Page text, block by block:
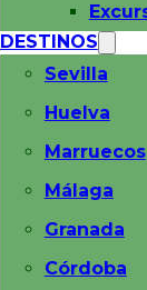
DESTINOS
Sevilla
Huelva
Marruecos
Málaga
Granada
Córdoba